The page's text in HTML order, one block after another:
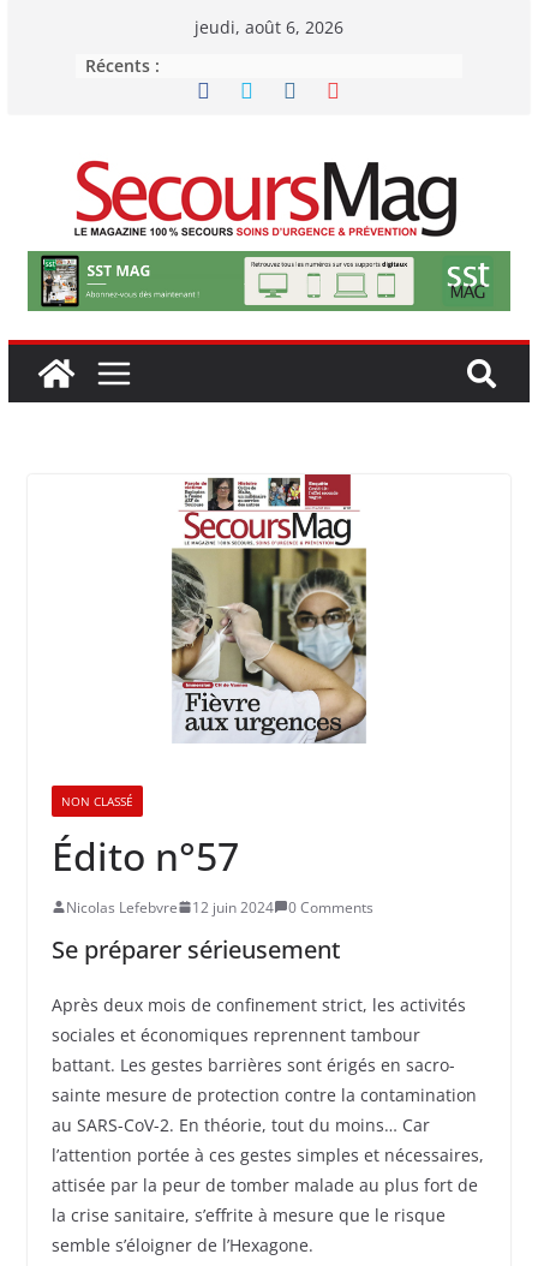
jeudi, août 6, 2026
Récents :
NON CLASSÉ
Édito n°57
Nicolas Lefebvre 12 juin 2024 0 Comments
Se préparer sérieusement
Après deux mois de confinement strict, les activités
sociales et économiques reprennent tambour
battant. Les gestes barrières sont érigés en sacro-
sainte mesure de protection contre la contamination
au SARS-CoV-2. En théorie, tout du moins… Car
l’attention portée à ces gestes simples et nécessaires,
attisée par la peur de tomber malade au plus fort de
la crise sanitaire, s’effrite à mesure que le risque
semble s’éloigner de l’Hexagone.